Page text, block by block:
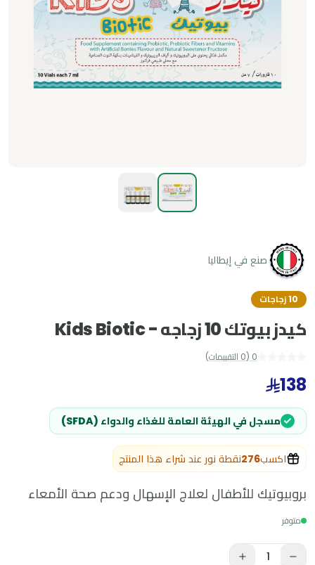
صنع في إيطاليا
10 زجاجات
كيدز بيوتك 10 زجاجه - Kids Biotic
0
(
0 التقييمات)
138
مسجل في الهيئة العامة للغذاء والدواء (SFDA)
اكسب276نقطة نور عند شراء هذا المنتج
بروبيوتيك للأطفال لعلاج الإسهال ودعم صحة الأمعاء
متوفر
1